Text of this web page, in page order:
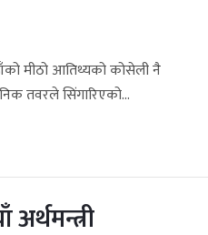
मीठो आतिथ्यको कोसेली नै
तवरले सिंगारिएको...